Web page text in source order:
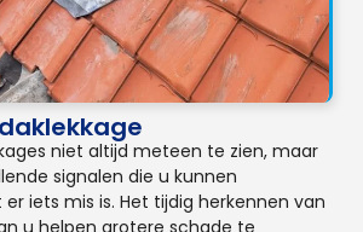
niet altijd meteen te zien, maar
signalen die u kunnen
iets mis is. Het tijdig herkennen van
u helpen grotere schade te